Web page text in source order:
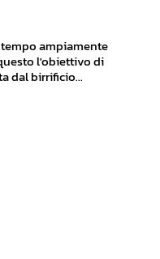
ampiamente
l'obiettivo di
dal birrificio...